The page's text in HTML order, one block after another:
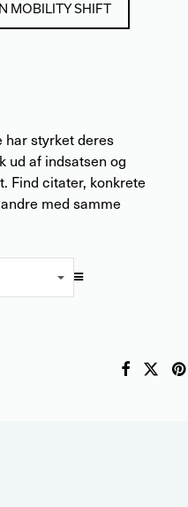
MOBILITY SHIFT
har styrket deres
ud af indsatsen og
Find citater, konkrete
med samme